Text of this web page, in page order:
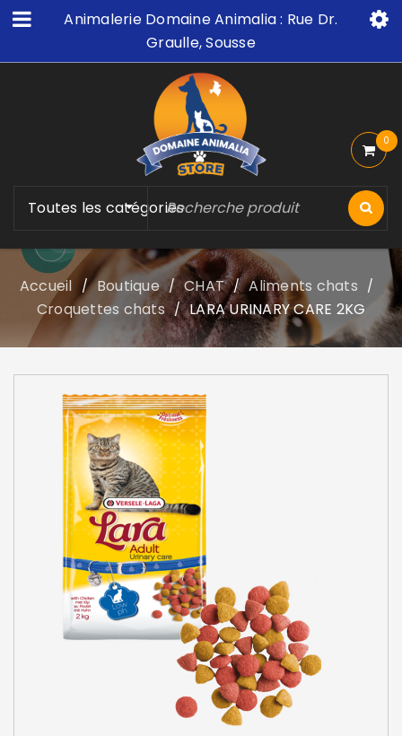
Animalerie Domaine Animalia : Rue Dr.
Graulle, Sousse
Toutes les catégories
0
Accueil / Boutique / CHAT / Aliments chats /
Croquettes chats / LARA URINARY CARE 2KG